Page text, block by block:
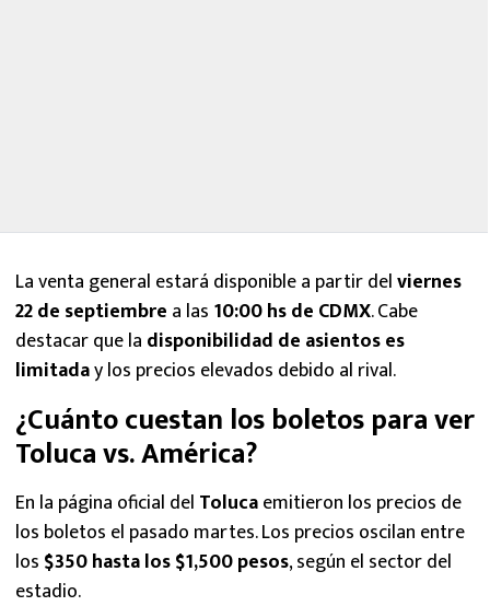
La venta general estará disponible a partir delviernes
22 de septiembre a las 10:00 hs de CDMX. Cabe
destacar que la disponibilidad de asientos es
limitaday los precios elevados debido al rival.
¿Cuánto cuestan los boletos para ver
Toluca vs. América?
En la página oficial del Tolucaemitieron los precios de
los boletos el pasado martes. Los precios oscilan entre
los $350 hasta los $1,500 pesos, según el sector del
estadio.